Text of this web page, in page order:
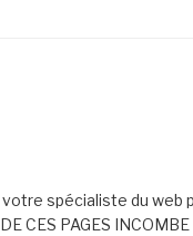
votre spécialiste du web
CES PAGES INCOMBE